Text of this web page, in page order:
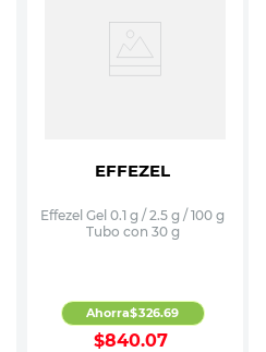
EFFEZEL
Effezel Gel 0.1 g / 2.5 g / 100 g
Tubo con 30 g
$840.07
Ahorra$326.69